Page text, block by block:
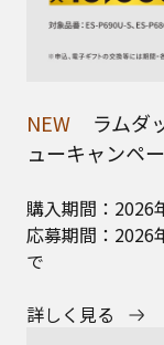
NEW
ラムダ
ューキャンペ
購入期間：2026
応募期間：2026
で
詳しく見る